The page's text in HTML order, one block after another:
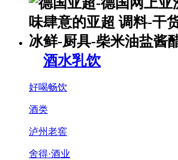
酒水乳饮
好喝畅饮
酒类
泸州老窖
舍得·酒业